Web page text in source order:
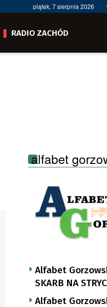
piątek, 7 sierpnia 2026
RADIO ZACHÓD
alfabet
Alfabet
SKARB NA
Alfabet